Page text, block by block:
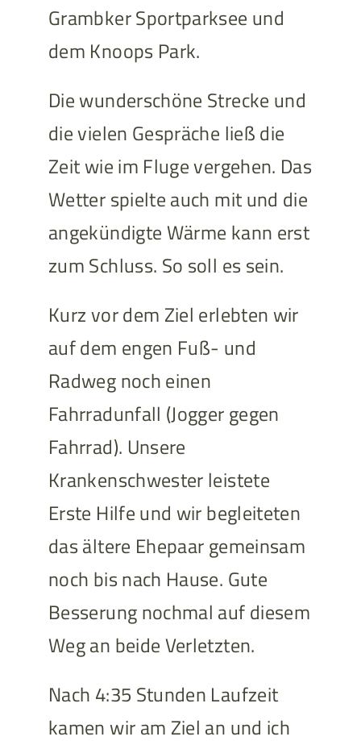
Grambker Sportparksee und
dem Knoops Park.
Die wunderschöne Strecke und
die vielen Gespräche ließ die
Zeit wie im Fluge vergehen. Das
Wetter spielte auch mit und die
angekündigte Wärme kann erst
zum Schluss. So soll es sein.
Kurz vor dem Ziel erlebten wir
auf dem engen Fuß- und
Radweg noch einen
Fahrradunfall (Jogger gegen
Fahrrad). Unsere
Krankenschwester leistete
Erste Hilfe und wir begleiteten
das ältere Ehepaar gemeinsam
noch bis nach Hause. Gute
Besserung nochmal auf diesem
Weg an beide Verletzten.
Nach 4:35 Stunden Laufzeit
kamen wir am Ziel an und ich